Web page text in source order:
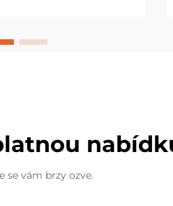
se vám brzy ozve.